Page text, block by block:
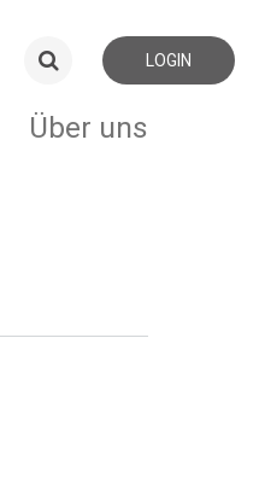
LOGIN
Über uns